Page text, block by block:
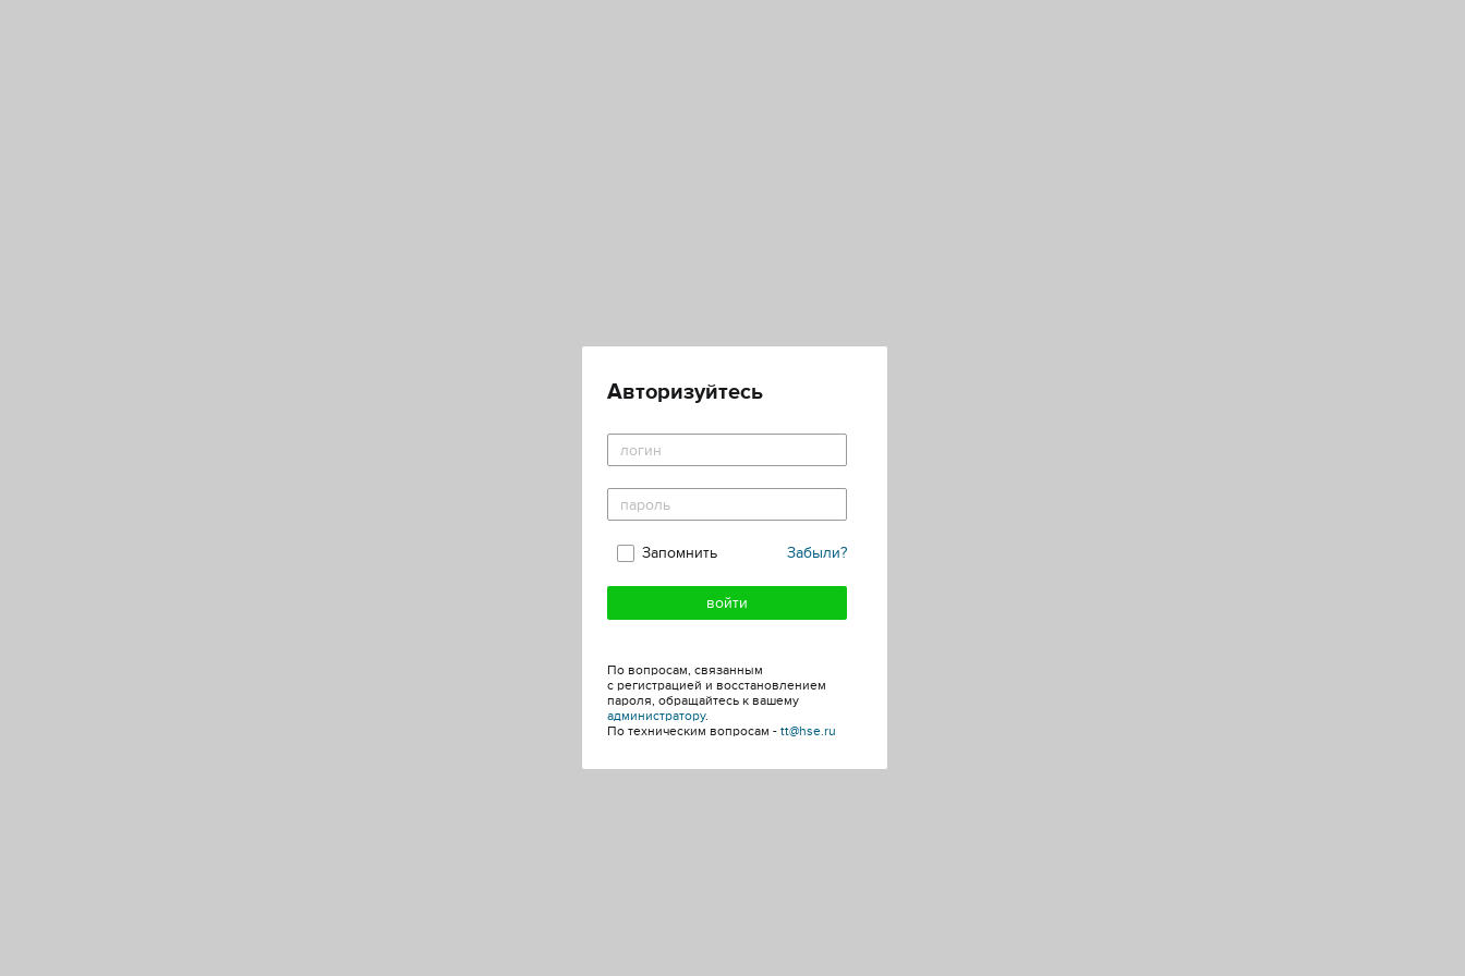
Авторизуйтесь
Забыли?
Запомнить
По вопросам, связанным
с регистрацией и восстановлением
пароля, обращайтесь к вашему
администратору.
По техническим вопросам - tt@hse.ru